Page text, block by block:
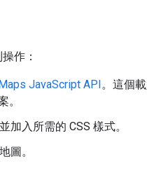
作：
JavaScript API。這個
。
加入所需的 CSS 樣式。
圖。